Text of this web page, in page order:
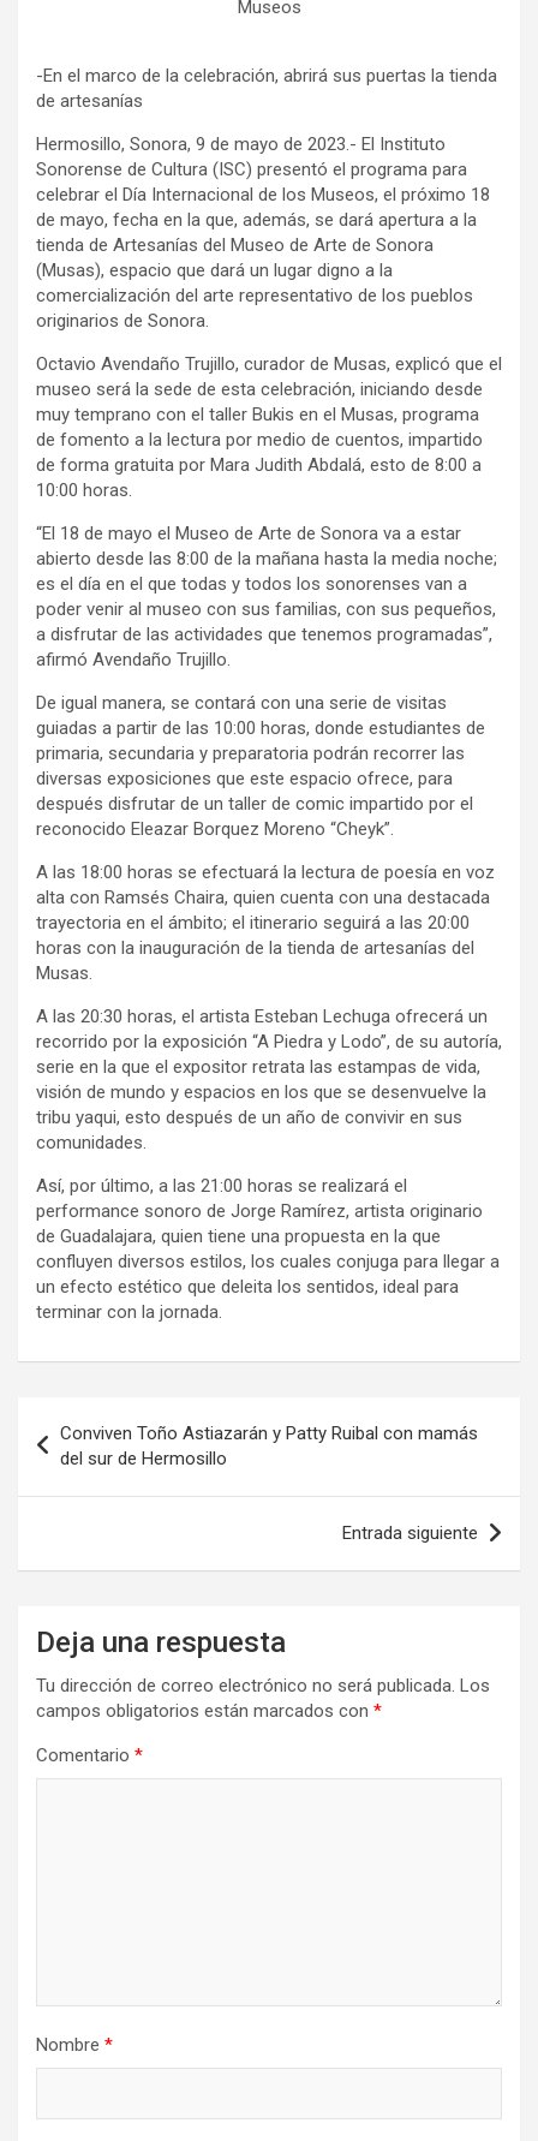
Museos
-En el marco de la celebración, abrirá sus puertas la tienda
de artesanías
Hermosillo, Sonora, 9 de mayo de 2023.- El Instituto
Sonorense de Cultura (ISC) presentó el programa para
celebrar el Día Internacional de los Museos, el próximo 18
de mayo, fecha en la que, además, se dará apertura a la
tienda de Artesanías del Museo de Arte de Sonora
(Musas), espacio que dará un lugar digno a la
comercialización del arte representativo de los pueblos
originarios de Sonora.
Octavio Avendaño Trujillo, curador de Musas, explicó que el
museo será la sede de esta celebración, iniciando desde
muy temprano con el taller Bukis en el Musas, programa
de fomento a la lectura por medio de cuentos, impartido
de forma gratuita por Mara Judith Abdalá, esto de 8:00 a
10:00 horas.
“El 18 de mayo el Museo de Arte de Sonora va a estar
abierto desde las 8:00 de la mañana hasta la media noche;
es el día en el que todas y todos los sonorenses van a
poder venir al museo con sus familias, con sus pequeños,
a disfrutar de las actividades que tenemos programadas”,
afirmó Avendaño Trujillo.
De igual manera, se contará con una serie de visitas
guiadas a partir de las 10:00 horas, donde estudiantes de
primaria, secundaria y preparatoria podrán recorrer las
diversas exposiciones que este espacio ofrece, para
después disfrutar de un taller de comic impartido por el
reconocido Eleazar Borquez Moreno “Cheyk”.
A las 18:00 horas se efectuará la lectura de poesía en voz
alta con Ramsés Chaira, quien cuenta con una destacada
trayectoria en el ámbito; el itinerario seguirá a las 20:00
horas con la inauguración de la tienda de artesanías del
Musas.
A las 20:30 horas, el artista Esteban Lechuga ofrecerá un
recorrido por la exposición “A Piedra y Lodo”, de su autoría,
serie en la que el expositor retrata las estampas de vida,
visión de mundo y espacios en los que se desenvuelve la
tribu yaqui, esto después de un año de convivir en sus
comunidades.
Así, por último, a las 21:00 horas se realizará el
performance sonoro de Jorge Ramírez, artista originario
de Guadalajara, quien tiene una propuesta en la que
confluyen diversos estilos, los cuales conjuga para llegar a
un efecto estético que deleita los sentidos, ideal para
terminar con la jornada.
de
entradas
Conviven Toño Astiazarán y Patty Ruibal con mamás
del sur de Hermosillo
Entrada siguiente
Deja una respuesta
Tu dirección de correo electrónico no será publicada. Los
campos obligatorios están marcados con *
Comentario *
Nombre *